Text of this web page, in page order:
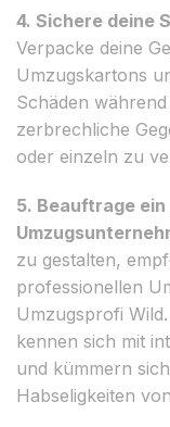
4. Sichere deine
Verpacke deine
Umzugskartons
Schäden
zerbrechliche
oder einzeln zu
5. Beauftrage
zu gestalten,
professionellen
Umzugsprofi
kennen sich mit
und kümmern
Habseligkeiten